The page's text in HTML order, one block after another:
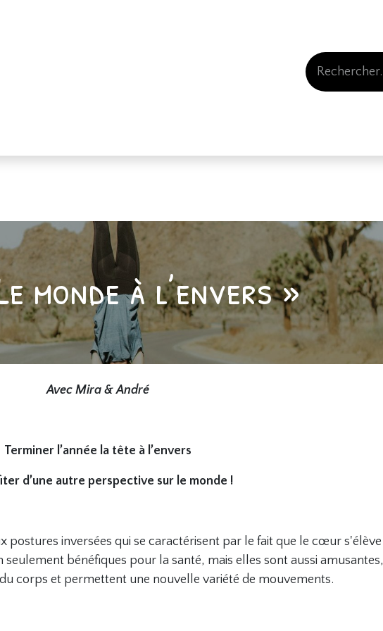
monde à l’envers »
Avec Mira & André
Terminer l’année la tête à l’envers
d’une autre perspective sur le monde !
postures inversées qui se caractérisent par le fait que le cœur s'élève
bénéfiques pour la santé, mais elles sont aussi amusantes,
corps et permettent une nouvelle variété de mouvements.